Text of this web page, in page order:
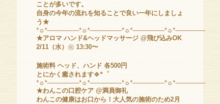
ことが多いです。
自身の今年の流れを知ることで良い一年にしましょ
う★
★アロマ ハンド&ヘッドマッサージ @飛び込みOK
2/11（水）㊗️ 13:30〜
施術料 ヘッド、ハンド 各500円
とにかく癒されます🍀*゜
★わんこの口腔ケア @満員御礼
わんこの健康はお口から！大人気の施術のため2月